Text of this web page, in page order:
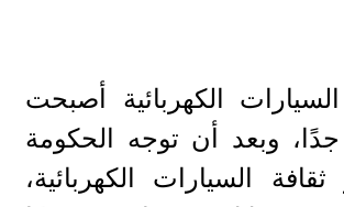
الكهربائية أصبحت
وبعد أن توجه الحكومة
السيارات الكهربائية،